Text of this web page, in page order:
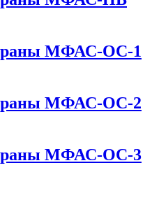
МФАС-ОС-1
МФАС-ОС-2
МФАС-ОС-3